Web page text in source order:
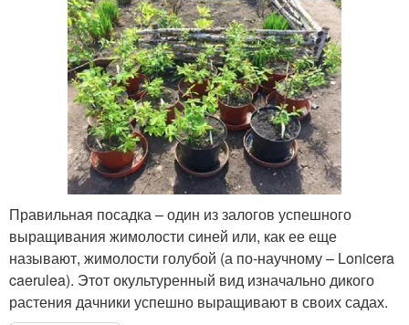
Правильная посадка – один из залогов успешного
выращивания жимолости синей или, как ее еще
называют, жимолости голубой (а по-научному – Lonicera
caerulea). Этот окультуренный вид изначально дикого
растения дачники успешно выращивают в своих садах.